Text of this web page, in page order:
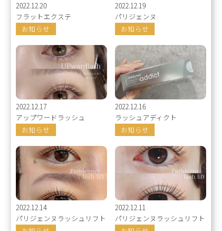
2022.12.20
フラットエクステ
お知らせ
2022.12.19
パリジェンヌ
お知らせ
2022.12.17
アップワードラッシュ
お知らせ
2022.12.16
ラッシュアディクト
お知らせ
2022.12.14
パリジェンヌラッシュリフト
2022.12.11
パリジェンヌラッシュリフト